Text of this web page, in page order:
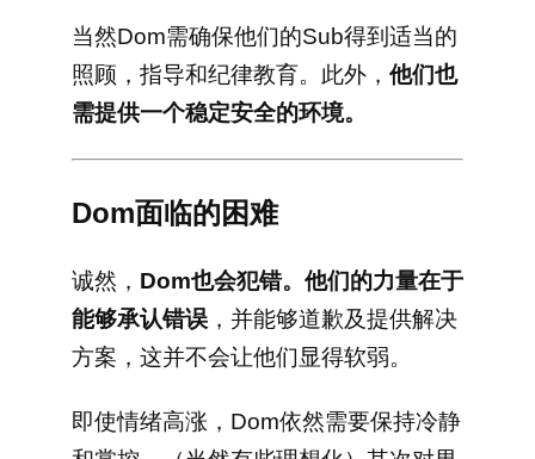
当然Dom需确保他们的Sub得到适当的
照顾，指导和纪律教育。此外， 他们也
需提供一个稳定安全的环境。
Dom面临的困难
诚然， Dom也会犯错。他们的力量在于
能够承认错误 ，并能够道歉及提供解决
方案，这并不会让他们显得软弱。
即使情绪高涨，Dom依然需要保持冷静